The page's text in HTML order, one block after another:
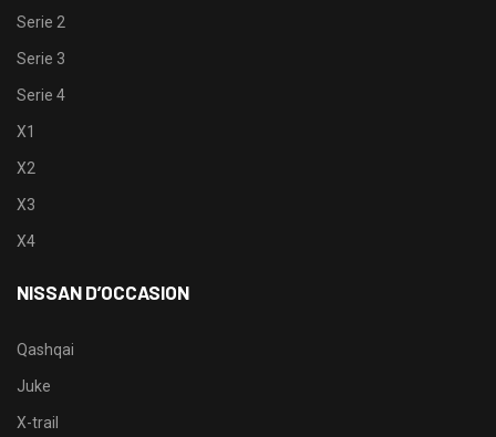
Serie 2
Serie 3
Serie 4
X1
X2
X3
X4
NISSAN D’OCCASION
Qashqai
Juke
X-trail